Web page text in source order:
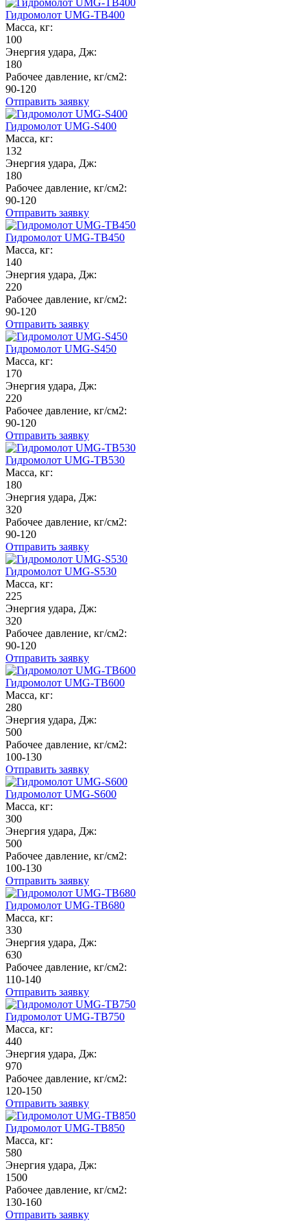
Гидромолот UMG-TB400
Масса, кг:
100
Энергия удара, Дж:
180
Рабочее давление, кг/см2:
90-120
Отправить заявку
Гидромолот UMG-S400
Масса, кг:
132
Энергия удара, Дж:
180
Рабочее давление, кг/см2:
90-120
Отправить заявку
Гидромолот UMG-TB450
Масса, кг:
140
Энергия удара, Дж:
220
Рабочее давление, кг/см2:
90-120
Отправить заявку
Гидромолот UMG-S450
Масса, кг:
170
Энергия удара, Дж:
220
Рабочее давление, кг/см2:
90-120
Отправить заявку
Гидромолот UMG-TB530
Масса, кг:
180
Энергия удара, Дж:
320
Рабочее давление, кг/см2:
90-120
Отправить заявку
Гидромолот UMG-S530
Масса, кг:
225
Энергия удара, Дж:
320
Рабочее давление, кг/см2:
90-120
Отправить заявку
Гидромолот UMG-TB600
Масса, кг:
280
Энергия удара, Дж:
500
Рабочее давление, кг/см2:
100-130
Отправить заявку
Гидромолот UMG-S600
Масса, кг:
300
Энергия удара, Дж:
500
Рабочее давление, кг/см2:
100-130
Отправить заявку
Гидромолот UMG-TB680
Масса, кг:
330
Энергия удара, Дж:
630
Рабочее давление, кг/см2:
110-140
Отправить заявку
Гидромолот UMG-TB750
Масса, кг:
440
Энергия удара, Дж:
970
Рабочее давление, кг/см2:
120-150
Отправить заявку
Гидромолот UMG-TB850
Масса, кг:
580
Энергия удара, Дж:
1500
Рабочее давление, кг/см2:
130-160
Отправить заявку